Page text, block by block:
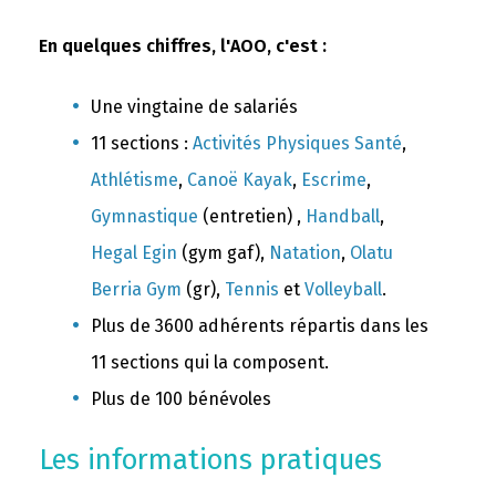
En quelques chiffres, l'AOO, c'est :
Une vingtaine de salariés
11 sections : Activités Physiques Santé,
Athlétisme, Canoë Kayak, Escrime,
Gymnastique (entretien) , Handball,
Hegal Egin (gym gaf), Natation, Olatu
Berria Gym (gr), Tennis et Volleyball.
Plus de 3600 adhérents répartis dans les
11 sections qui la composent.
Plus de 100 bénévoles
Les informations pratiques